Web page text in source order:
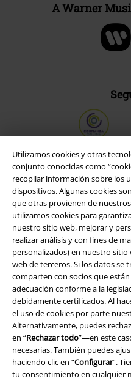
Utilizamos cookies y otras
conjunto conocidas como
recopilar información sobre los
dispositivos. Algunas cookies
que otras provienen de
utilizamos cookies para
nuestro sitio web, mejorar y
realizar análisis y con fines de
personalizados) en nuestro sitio
web de terceros. Si los datos se
comparten con socios que
adecuación conforme a la
debidamente certificados. Al
el uso de cookies por parte
Alternativamente, puedes
en “Rechazar todo”—en este
necesarias. También puedes
haciendo clic en “Configurar”.
tu consentimiento en cualquier
A Warner
Legal
Términos y Condiciones
Aviso Legal
Ley protección de datos
Eliminación de residuos y